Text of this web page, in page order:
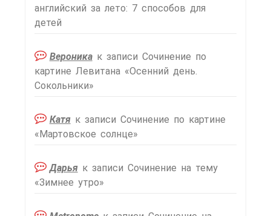
английский за лето: 7 способов для
детей
Вероникак записи Сочинение по
картине Левитана «Осенний день.
Сокольники»
Катяк записи Сочинение по картине
«Мартовское солнце»
Дарьяк записи Сочинение на тему
«Зимнее утро»